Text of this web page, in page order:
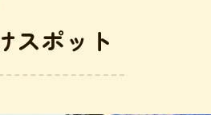
スポット